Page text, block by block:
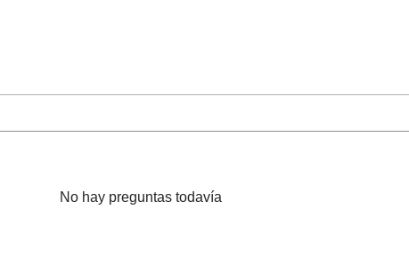
No hay preguntas todavía